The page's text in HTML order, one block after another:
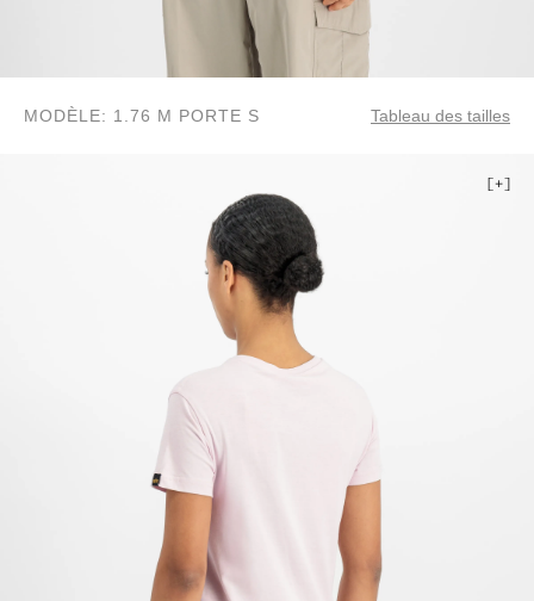
MODÈLE: 1.76 M PORTE S Tableau des tailles